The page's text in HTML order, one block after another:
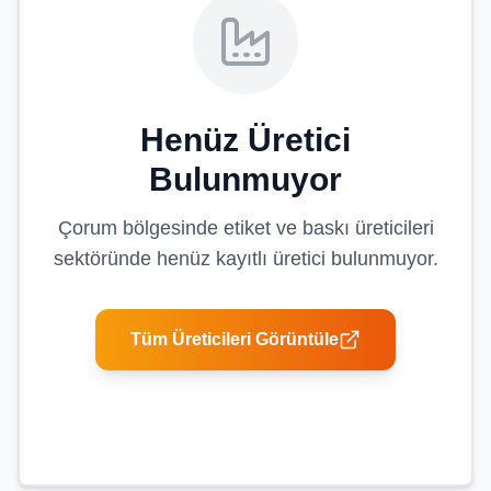
Henüz Üretici
Bulunmuyor
Çorum bölgesinde etiket ve baskı üreticileri
sektöründe henüz kayıtlı üretici bulunmuyor.
Tüm Üreticileri Görüntüle